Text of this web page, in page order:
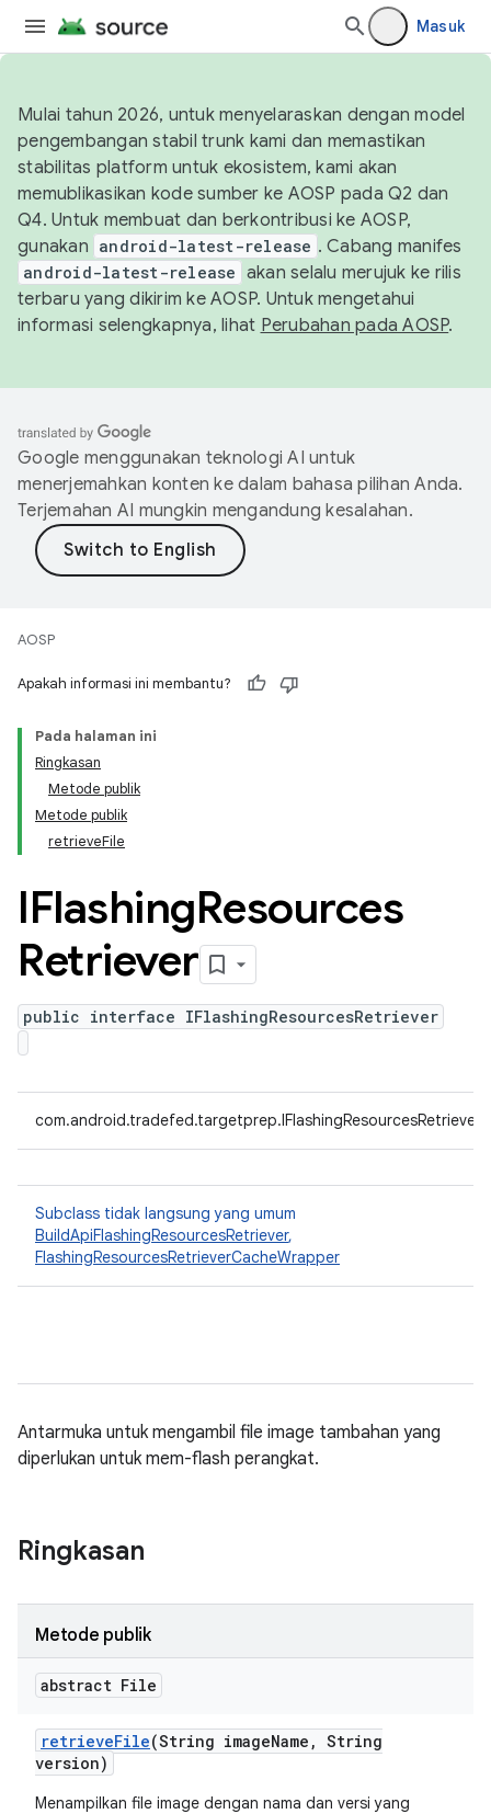
Masuk
Mulai tahun 2026, untuk menyelaraskan dengan model
pengembangan stabil trunk kami dan memastikan
stabilitas platform untuk ekosistem, kami akan
memublikasikan kode sumber ke AOSP pada Q2 dan
Q4. Untuk membuat dan berkontribusi ke AOSP,
gunakan android-latest-release . Cabang manifes
android-latest-release akan selalu merujuk ke rilis
terbaru yang dikirim ke AOSP. Untuk mengetahui
informasi selengkapnya, lihat Perubahan pada AOSP.
Google menggunakan teknologi AI untuk
menerjemahkan konten ke dalam bahasa pilihan Anda.
Terjemahan AI mungkin mengandung kesalahan.
AOSP
Apakah informasi ini membantu?
Pada halaman ini
Ringkasan
Metode publik
Metode publik
retrieveFile
IFlashingResources
Retriever
public interface IFlashingResourcesRetriever
com.android.tradefed.targetprep.IFlashingResourcesRetriever
Subclass tidak langsung yang umum
BuildApiFlashingResourcesRetriever,
FlashingResourcesRetrieverCacheWrapper
Antarmuka untuk mengambil file image tambahan yang
diperlukan untuk mem-flash perangkat.
Ringkasan
Metode publik
abstract File
retrieveFile(String imageName , String
version)
Menampilkan file image dengan nama dan versi yang